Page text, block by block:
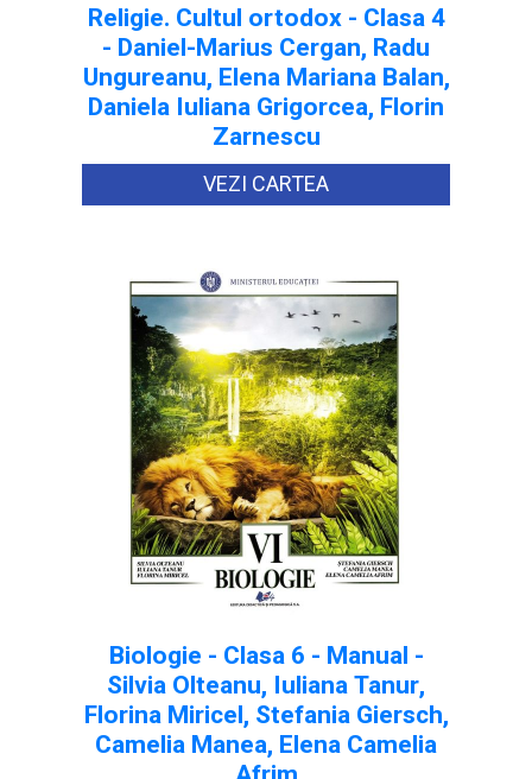
Religie. Cultul ortodox - Clasa 4
- Daniel-Marius Cergan, Radu
Ungureanu, Elena Mariana Balan,
Daniela Iuliana Grigorcea, Florin
Zarnescu
VEZI CARTEA
Biologie - Clasa 6 - Manual -
Silvia Olteanu, Iuliana Tanur,
Florina Miricel, Stefania Giersch,
Camelia Manea, Elena Camelia